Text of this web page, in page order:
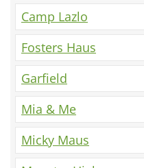
Camp Lazlo
Fosters Haus
Garfield
Mia & Me
Micky Maus